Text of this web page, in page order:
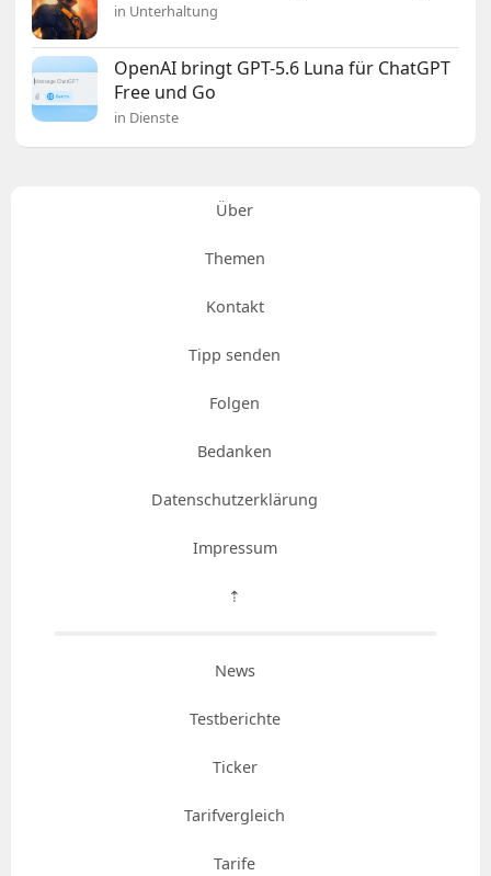
in Unterhaltung
OpenAI bringt GPT-5.6 Luna für ChatGPT
Free und Go
in Dienste
Über
Themen
Kontakt
Tipp senden
Folgen
Bedanken
Datenschutzerklärung
Impressum
⇡
News
Testberichte
Ticker
Tarifvergleich
Tarife